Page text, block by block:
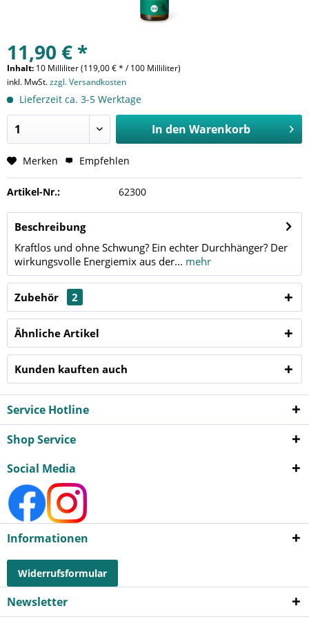
11,90 € *
Inhalt: 10 Milliliter (119,00 € * / 100 Milliliter)
inkl. MwSt.zzgl. Versandkosten
Lieferzeit ca. 3-5 Werktage
In den Warenkorb
Merken Empfehlen
Artikel-Nr.: 62300
Beschreibung
Kraftlos und ohne Schwung? Ein echter Durchhänger? Der
wirkungsvolle Energiemix aus der... mehr
Zubehör 2
Ähnliche Artikel
Kunden kauften auch
Service Hotline
Shop Service
Social Media
Informationen
Widerrufsformular
Newsletter